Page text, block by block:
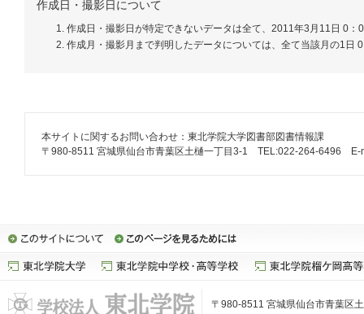
作成日・撮影日について
作成日・撮影日が特定できないデータは全て、2011年3月11日 0：
作成月・撮影月まで判明したデータについては、全て当該月の1日
本サイトに関するお問い合わせ：東北学院大学図書部図書情報課
〒980-8511 宮城県仙台市青葉区土樋一丁目3-1 TEL:022-264-6496 E-
〒980-8511 宮城県仙台市青葉区